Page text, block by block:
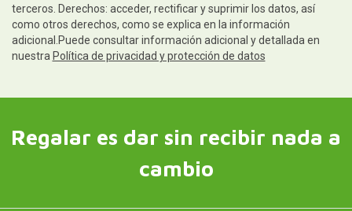
terceros. Derechos: acceder, rectificar y suprimir los datos, así
como otros derechos, como se explica en la información
adicional.Puede consultar información adicional y detallada en
nuestra Política de privacidad y protección de datos
Regalar es dar sin recibir nada a
cambio